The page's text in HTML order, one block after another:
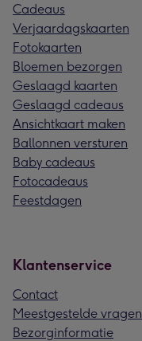
Cadeaus
Verjaardagskaarten
Fotokaarten
Bloemen bezorgen
Geslaagd kaarten
Geslaagd cadeaus
Ansichtkaart maken
Ballonnen versturen
Baby cadeaus
Fotocadeaus
Feestdagen
Klantenservice
Contact
Meestgestelde vragen
Bezorginformatie